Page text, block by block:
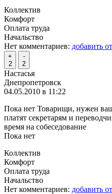
Коллектив
Комфорт
Оплата труда
Начальство
Нет комментариев: добавить
+
2
-
2
Настасья
Днепропетровск
04.05.2010 в 11:22
Пока нет Товарищи, нужен
платят секретарям и
время на собеседование
Пока нет
Коллектив
Комфорт
Оплата труда
Начальство
Нет комментариев: добавить